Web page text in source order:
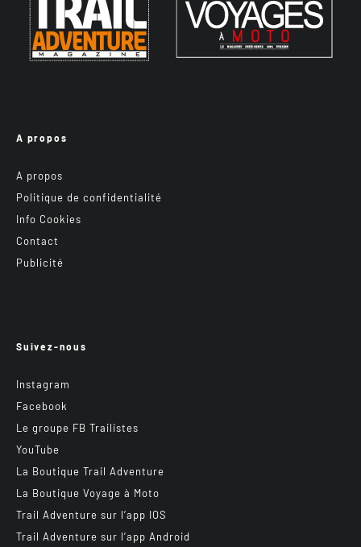
A propos
A propos
Politique de confidentialité
Info Cookies
Contact
Publicité
Suivez-nous
Instagram
Facebook
Le groupe FB Trailistes
YouTube
La Boutique Trail Adventure
La Boutique Voyage à Moto
Trail Adventure sur l’app IOS
Trail Adventure sur l’app Android